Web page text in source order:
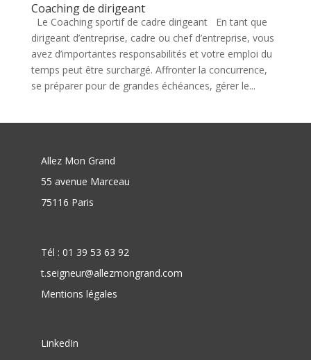
Coaching de dirigeant
Le Coaching sportif de cadre dirigeant En tant que
dirigeant d’entreprise, cadre ou chef d’entreprise, vous
avez d’importantes responsabilités et votre emploi du
temps peut être surchargé. Affronter la concurrence,
se préparer pour de grandes échéances, gérer le...
Allez Mon Grand
55 avenue Marceau
75116 Paris
Tél : 01 39 53 63 92
t.seigneur@allezmongrand.com
Mentions légales
LinkedIn